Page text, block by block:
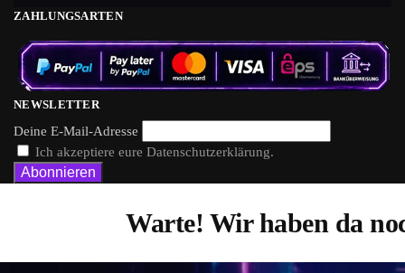
ZAHLUNGSARTEN
NEWSLETTER
Deine E-Mail-Adresse
Ich akzeptiere eure Datenschutzerklärung.
Warte! Wir haben da